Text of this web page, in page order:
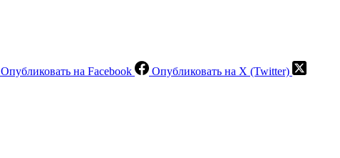
Опубликовать на Facebook
Опубликовать на X (Twitter)